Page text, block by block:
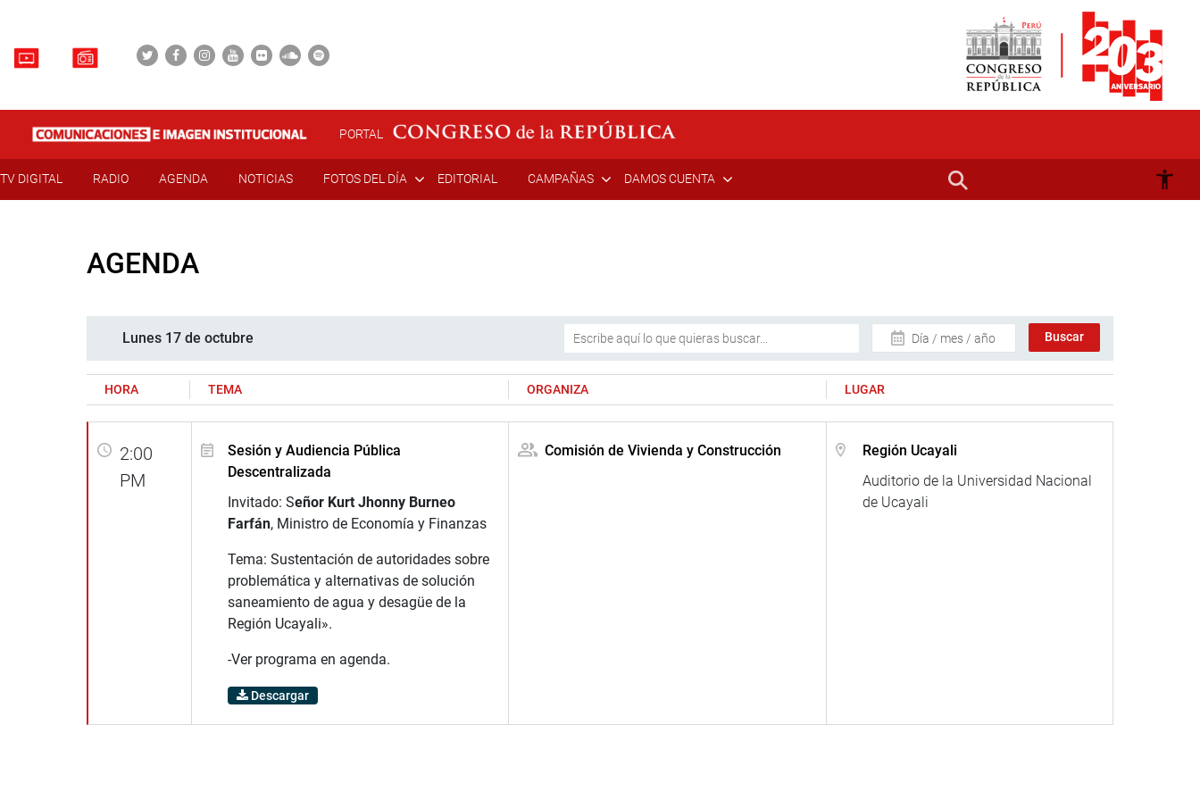
PORTAL
TV DIGITAL RADIO AGENDA NOTICIAS FOTOS DEL DÍA EDITORIAL CAMPAÑAS DAMOS CUENTA
AGENDA
Lunes 17 de octubre Día / mes / año
HORA TEMA ORGANIZA LUGAR
2:00
PM
Sesión y Audiencia Pública
Descentralizada
Invitado: Señor Kurt Jhonny Burneo
Farfán, Ministro de Economía y Finanzas
Tema: Sustentación de autoridades sobre
problemática y alternativas de solución
saneamiento de agua y desagüe de la
Región Ucayali».
-Ver programa en agenda.
Descargar
Comisión de Vivienda y Construcción
Región Ucayali
Auditorio de la Universidad Nacional
de Ucayali